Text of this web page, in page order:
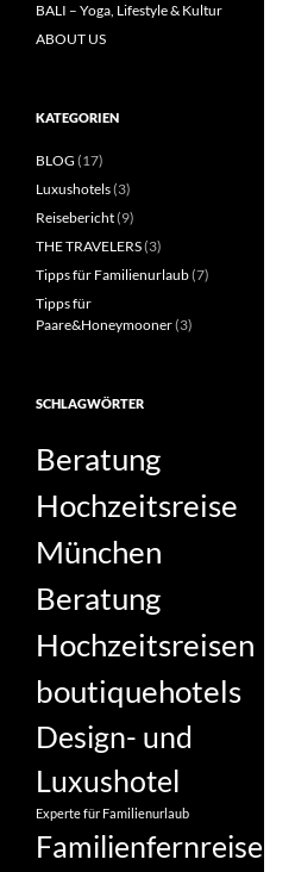
BALI – Yoga, Lifestyle & Kultur
ABOUT US
KATEGORIEN
BLOG (17)
Luxushotels(3)
Reisebericht(9)
THE TRAVELERS(3)
Tipps für Familienurlaub(7)
Tipps für
Paare&Honeymooner(3)
SCHLAGWÖRTER
Beratung
Hochzeitsreise
München
Beratung
Hochzeitsreisen
boutiquehotels
Design- und
Luxushotel
Experte für Familienurlaub
Familienfernreise